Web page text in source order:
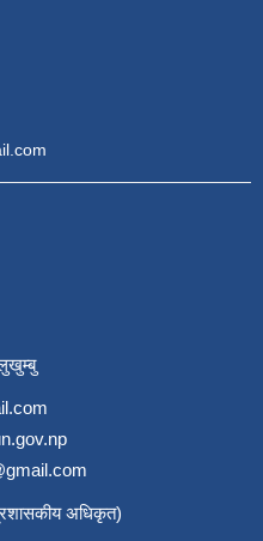
अधिकृत)